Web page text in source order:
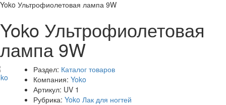
Yoko Ультрофиолетовая лампа 9W
Yoko Ультрофиолетовая
лампа 9W
Раздел: Каталог товаров
Компания: Yoko
Артикул: UV 1
Рубрика: Yoko Лак для ногтей